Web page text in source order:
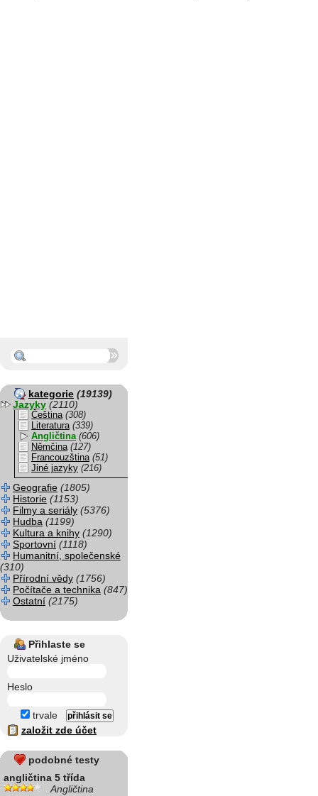
kategorie (19139)
Jazyky (2110)
Čeština (308)
Literatura (339)
Angličtina (606)
Němčina (127)
Francouzština (51)
Jiné jazyky (216)
Geografie (1805)
Historie (1153)
Filmy a seriály (5376)
Hudba (1199)
Kultura a knihy (1290)
Sportovní (1118)
Humanitní, společenské
(310)
Přírodní vědy (1756)
Počítače a technika (847)
Ostatní (2175)
Přihlaste se
Uživatelské jméno
Heslo
trvale
založit zde účet
podobné testy
angličtina 5 třída
Angličtina